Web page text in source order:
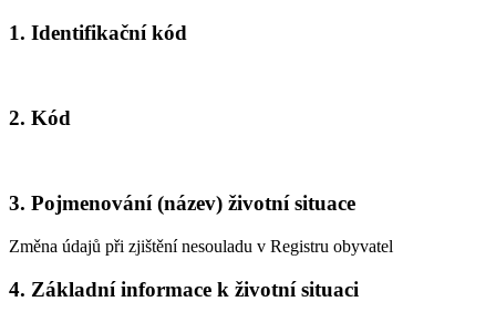
1. Identifikační kód
2. Kód
3. Pojmenování (název) životní situace
Změna údajů při zjištění nesouladu v Registru obyvatel
4. Základní informace k životní situaci